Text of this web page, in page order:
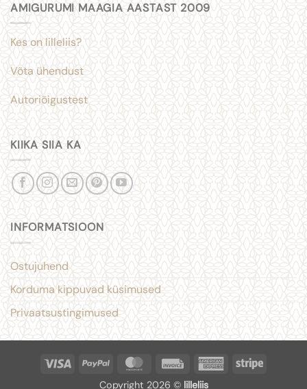
AMIGURUMI MAAGIA AASTAST 2009
Kes on lilleliis?
Võta ühendust
Autoriõigustest
KIIKA SIIA KA
INFORMATSIOON
Ostujuhend
Korduma kippuvad küsimused
Privaatsustingimused
Visa PayPal MasterCardInvoice
American
Express
Stripe
Copyright 2026 © lilleliis